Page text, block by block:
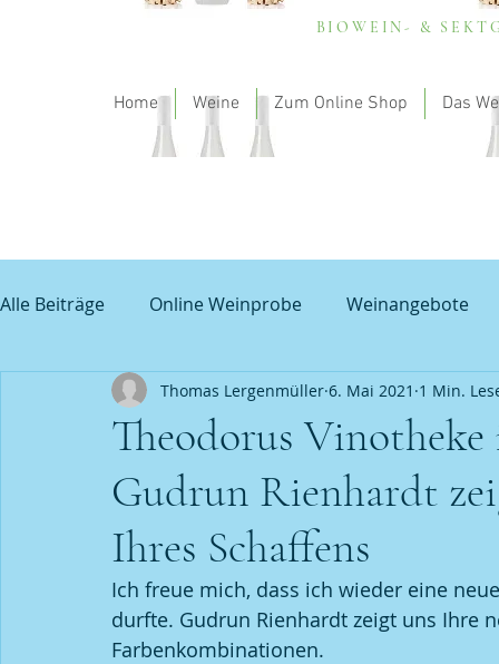
BIOWEIN- &
Home Weine Zum Online Shop Das
Alle Beiträge Online Weinprobe Weinangebote
Spargel und Wein Empfehlung - my theodorus
Unbenannte Kategorie Grauburgunder
Theodorus
Gudrun Rienhardt
Ihres Schaffens
Thomas Lergenmüller 6. Mai 2021 1 Min.
Ich freue mich, dass ich wieder eine
durfte. Gudrun Rienhardt zeigt uns Ihre
Farbenkombinationen.